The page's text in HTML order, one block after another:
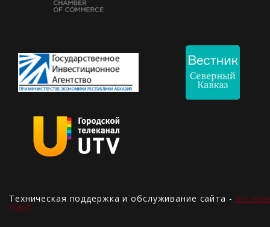
Техническая поддержка и обслуживание сайта -
Нарт